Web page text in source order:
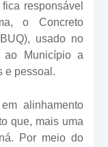
responsável
o Concreto
usado no
ao Município a
e pessoal.
alinhamento
que, mais uma
Por meio do